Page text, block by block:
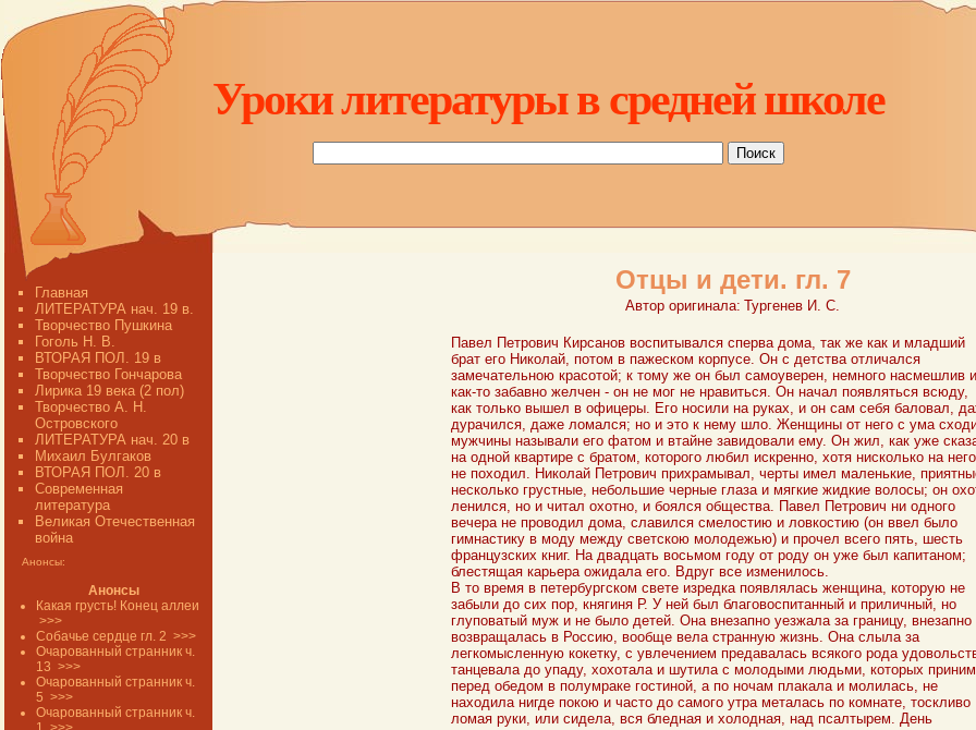
Уроки литературы в средней школе
Главная
ЛИТЕРАТУРА нач. 19 в.
Творчество Пушкина
Гоголь Н. В.
ВТОРАЯ ПОЛ. 19 в
Творчество Гончарова
Лирика 19 века (2 пол)
Творчество А. Н.
Островского
ЛИТЕРАТУРА нач. 20 в
Михаил Булгаков
ВТОРАЯ ПОЛ. 20 в
Современная
литература
Великая Отечественная
война
Анонсы:
Анонсы
Какая грусть! Конец аллеи
>>>
Собачье сердце гл. 2 >>>
Очарованный странник ч.
13 >>>
Очарованный странник ч.
5 >>>
Очарованный странник ч.
Отцы и дети. гл. 7
Автор оригинала: Тургенев И. С.
Павел Петрович Кирсанов воспитывался сперва дома, так же как и младший
брат его Николай, потом в пажеском корпусе. Он с детства отличался
замечательною красотой; к тому же он был самоуверен, немного насмешлив и
как-то забавно желчен - он не мог не нравиться. Он начал появляться всюду,
как только вышел в офицеры. Его носили на руках, и он сам себя баловал,
дурачился, даже ломался; но и это к нему шло. Женщины от него с ума
мужчины называли его фатом и втайне завидовали ему. Он жил, как уже
на одной квартире с братом, которого любил искренно, хотя нисколько на него
не походил. Николай Петрович прихрамывал, черты имел маленькие,
несколько грустные, небольшие черные глаза и мягкие жидкие волосы; он
ленился, но и читал охотно, и боялся общества. Павел Петрович ни одного
вечера не проводил дома, славился смелостию и ловкостию (он ввел было
гимнастику в моду между светскою молодежью) и прочел всего пять, шесть
французских книг. На двадцать восьмом году от роду он уже был капитаном;
блестящая карьера ожидала его. Вдруг все изменилось.
В то время в петербургском свете изредка появлялась женщина, которую не
забыли до сих пор, княгиня Р. У ней был благовоспитанный и приличный, но
глуповатый муж и не было детей. Она внезапно уезжала за границу, внезапно
возвращалась в Россию, вообще вела странную жизнь. Она слыла за
легкомысленную кокетку, с увлечением предавалась всякого рода
танцевала до упаду, хохотала и шутила с молодыми людьми, которых
перед обедом в полумраке гостиной, а по ночам плакала и молилась, не
находила нигде покою и часто до самого утра металась по комнате, тоскливо
ломая руки, или сидела, вся бледная и холодная, над псалтырем. День